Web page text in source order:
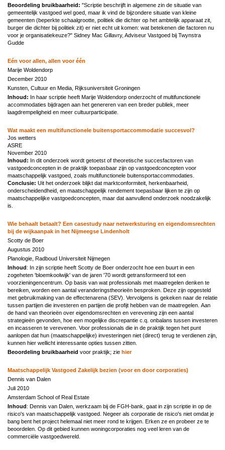
Beoordeling bruikbaarheid: "Scriptie beschrijft in algemene zin de situatie van
gemeentelijk vastgoed wel goed, maar ik vind de bijzondere situatie van kleine
gemeenten (beperkte schaalgrootte, politiek die dichter op het ambtelijk apparaat zit,
burger die dichter bij politiek zit) er niet echt uit komen: wat betekenen die factoren nu
voor je organisatiekeuze?" Sidney Mac Gillavry, Adviseur Vastgoed bij Twynstra
Gudde
Eén voor allen, allen voor één
Marije Woldendorp
December 2010
Kunsten, Cultuur en Media, Rijksuniversiteit Groningen
Inhoud: In haar scriptie heeft Marije Woldendorp onderzocht of multifunctionele
accommodaties bijdragen aan het genereren van een breder publiek, meer
laagdrempeligheid en meer cultuurparticipatie.
Wat maakt een multifunctionele buitensportaccommodatie succesvol?
Jos wetters
ASRE
November 2010
Inhoud: In dit onderzoek wordt getoetst of theoretische succesfactoren van
vastgoedconcepten in de praktijk toepasbaar zijn op vastgoedconcepten voor
maatschappelijk vastgoed, zoals multifunctionele buitensportaccommodaties.
Conclusie: Uit het onderzoek blijkt dat marktconformiteit, herkenbaarheid,
onderscheidendheid, en maatschappelijk rendement toepasbaar lijken te zijn op
maatschappelijke vastgoedconcepten, maar dat aanvullend onderzoek noodzakelijk
is.
Wie behaalt betaalt? Een casestudy naar netwerksturing en eigendomsrechten
bij de wijkaanpak in het Nijmeegse Lindenholt
Scotty de Boer
Augustus 2010
Planologie, Radboud Universiteit Nijmegen
Inhoud: In zijn scriptie heeft Scotty de Boer onderzocht hoe een buurt in een
zogeheten 'bloemkoolwijk' van de jaren '70 wordt getransformeerd tot een
voorzieningencentrum. Op basis van wat professionals met maatregelen denken te
bereiken, worden een aantal veranderingstheorieën besproken. Deze zijn opgesteld
met gebruikmaking van de effectenarena (SEV). Vervolgens is gekeken naar de relatie
tussen partijen die investeren en partijen die profijt hebben van de maatregelen. Aan
de hand van theorieën over eigendomsrechten en verevening zijn een aantal
strategieën gevonden, hoe een mogelijke discrepantie c.q. onbalans tussen investeren
en incasseren te verevenen. Voor professionals die in de praktijk tegen het punt
aanlopen dat hun (maatschappelijke) investeringen niet (direct) terug te verdienen zijn,
kunnen hier wellicht interessante opties tussen zitten.
Beoordeling bruikbaarheid voor praktijk; zie hier
Maatschappelijk Vastgoed Zakelijk bezien (voor en door corporaties)
Dennis van Dalen
Juli 2010
Amsterdam School of Real Estate
Inhoud: Dennis van Dalen, werkzaam bij de FGH-bank, gaat in zijn scriptie in op de
risico's van maatschappelijk vastgoed. Negeer als corporatie de risico's niet omdat je
bang bent het project helemaal niet meer rond te krijgen. Erken ze en probeer ze te
beoordelen. Op dit gebied kunnen woningcorporaties nog veel leren van de
commerciële vastgoedwereld.